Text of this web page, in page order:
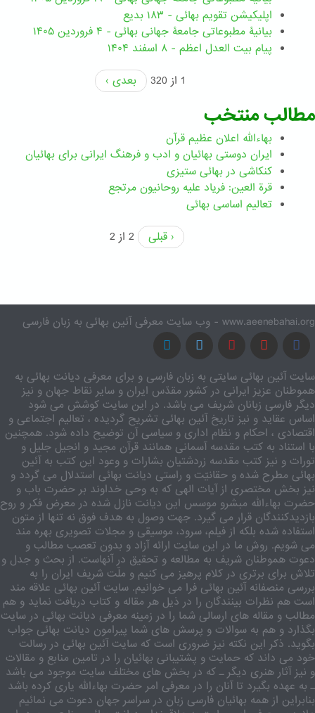
اپلیکیشن تقویم بهائی - ۱۸۳ بدیع
بیانیۀ مطبوعاتی جامعۀ جهانی بهائی - ۴ فروردین ۱۴۰۵
پیام بیت العدل اعظم - ۸ اسفند ۱۴۰۴
1 از 320
بعدی ›
مطالب منتخب
بهاءالله اعلان عظیم قرآن
ايران دوستی بهائيان و ادب و فرهنگ ايرانی برای بهائيان
کنکاشی در بهائی ستيزی
قرة العین: فریاد علیه روحانیون مرتجع
تعالیم اساسی بهائی
‹ قبلی
2 از 2
www.aeenebahai.org - وب سایت معرفی آئین بهائی به زبان فارسی
سایت آئین بهائی سایتی به زبان فارسی و برای معرفی دیانت بهائی به
هموطنان عزیز ایرانی در کشور مقدّس ایران و سایر نقاط جهان و نیز
دیگر فارسی زبانان شریف می باشد. در این سایت کوشش می شود
اساس عقاید و نیز تاریخ آئین بهائی تشریح گردیده ، تعالیم اجتماعی و
اقتصادی ، احکام و نظام اداری و سیاسی آن توضیح داده شود. همچنین
با استناد به کتب مقدسه آسمانی همانند قرآن مجید و انجیل جلیل و
تورات و نیز کتب مقدسه زردشتیان بشارات و وعود این کتب به آئین
بهائی مطرح شده و حقانیّت و راستی دیانت بهائی استدلال می گردد و
نیز بخش مختصری از آیات الهی که به وحی خداوند بر حضرت باب و
حضرت بهاءالله مبشرو موسس این دیانت نازل شده در معرض فکر و روح
بازدیدکنندگان قرار می گیرد. جهت وصول به هدف فوق نه تنها از متون
استفاده شده بلکه از فیلم، سرود، موسیقی و مجلات تصویری بهره مند
می شویم. روش ما در این سایت ارائه آزاد و بدون تعصب مطالب و
دعوت هموطنان شریف به مطالعه و تحقیق در آنهاست. از بحث و جدل و
تلاش برای برتری در کلام پرهیز می کنیم و ملّت شریف ایران را به
بررسی منصفانه آئین بهائی فرا می خوانیم. سایت آئین بهائی علاقه مند
است هم نظرات بینندگان را در ذیل هر مقاله و کتاب دریافت نماید و هم
مطالب و مقاله های ارسالی شما را در زمینه معرفی دیانت بهائی در سایت
بگذارد و هم به سوالات و پرسش های شما پیرامون دیانت بهائی جواب
بگوید. ذکر این نکته نیز ضروری است که سایت آئین بهائی در رسالت
خود می داند که حمایت و پشتیبانی بهائیان را در تامین منابع و مقالات
و نیز آثار هنری دیگر ـ که در بخش های مختلف سایت موجود می باشد
ـ به عهده بگیرد تا آنان را در معرفی امر حضرت بهاءالله یاری کرده باشد
بنابراین از همه بهائیان فارسی زبان در سراسر جهان دعوت می نمائیم